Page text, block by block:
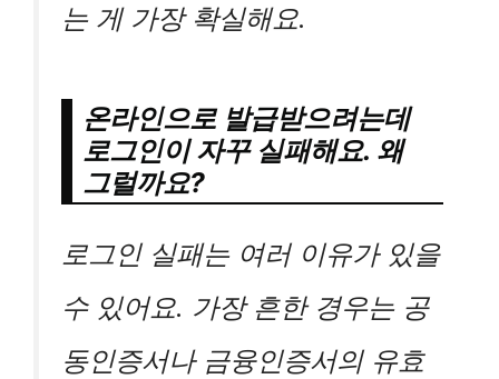
는 게 가장 확실해요.
온라인으로 발급받으려는데
로그인이 자꾸 실패해요. 왜
그럴까요?
로그인 실패는 여러 이유가 있을
수 있어요. 가장 흔한 경우는 공
동인증서나 금융인증서의 유효